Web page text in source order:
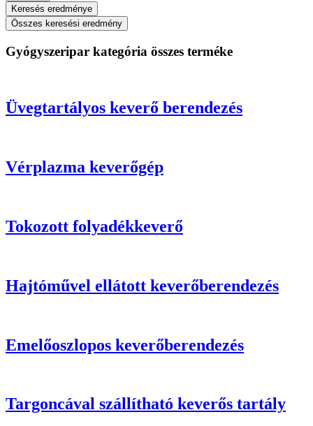
Keresés eredménye
Összes keresési eredmény
Gyógyszeripar kategória összes terméke
Üvegtartályos keverő berendezés
Vérplazma keverőgép
Tokozott folyadékkeverő
Hajtóművel ellátott keverőberendezés
Emelőoszlopos keverőberendezés
Targoncával szállítható keverős tartály